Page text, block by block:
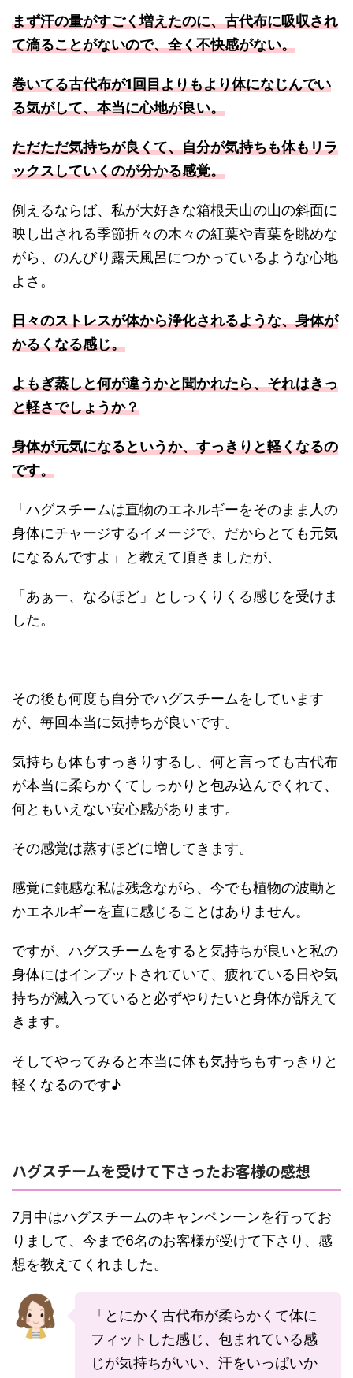
まず汗の量がすごく増えたのに、古代布に吸収され
て滴ることがないので、全く不快感がない。
巻いてる古代布が1回目よりもより体になじんでい
る気がして、本当に心地が良い。
ただただ気持ちが良くて、自分が気持ちも体もリラ
ックスしていくのが分かる感覚。
例えるならば、私が大好きな箱根天山の山の斜面に
映し出される季節折々の木々の紅葉や青葉を眺めな
がら、のんびり露天風呂につかっているような心地
よさ。
日々のストレスが体から浄化されるような、身体が
かるくなる感じ。
よもぎ蒸しと何が違うかと聞かれたら、それはきっ
と軽さでしょうか？
身体が元気になるというか、すっきりと軽くなるの
です。
「ハグスチームは直物のエネルギーをそのまま人の
身体にチャージするイメージで、だからとても元気
になるんですよ」と教えて頂きましたが、
「あぁー、なるほど」としっくりくる感じを受けま
した。
その後も何度も自分でハグスチームをしています
が、毎回本当に気持ちが良いです。
気持ちも体もすっきりするし、何と言っても古代布
が本当に柔らかくてしっかりと包み込んでくれて、
何ともいえない安心感があります。
その感覚は蒸すほどに増してきます。
感覚に鈍感な私は残念ながら、今でも植物の波動と
かエネルギーを直に感じることはありません。
ですが、ハグスチームをすると気持ちが良いと私の
身体にはインプットされていて、疲れている日や気
持ちが滅入っていると必ずやりたいと身体が訴えて
きます。
そしてやってみると本当に体も気持ちもすっきりと
軽くなるのです♪
ハグスチームを受けて下さったお客様の感想
7月中はハグスチームのキャンペンーンを行ってお
りまして、今まで6名のお客様が受けて下さり、感
想を教えてくれました。
「とにかく古代布が柔らかくて体に
フィットした感じ、包まれている感
じが気持ちがいい、汗をいっぱいか